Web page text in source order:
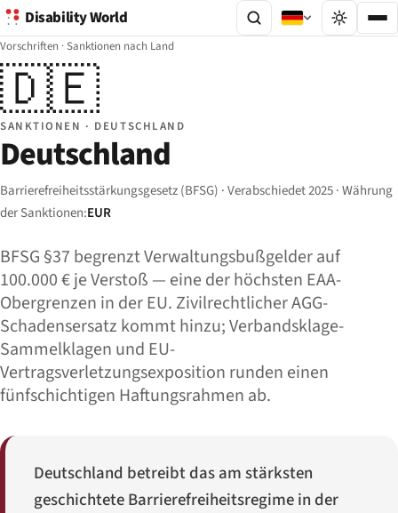
Disability World
Vorschriften ·Sanktionen nach Land
🇩🇪
SANKTIONEN · DEUTSCHLAND
Deutschland
Barrierefreiheitsstärkungsgesetz (BFSG) · Verabschiedet 2025 · Währung
der Sanktionen:EUR
BFSG §37 begrenzt Verwaltungsbußgelder auf
100.000 € je Verstoß — eine der höchsten EAA-
Obergrenzen in der EU. Zivilrechtlicher AGG-
Schadensersatz kommt hinzu; Verbandsklage-
Sammelklagen und EU-
Vertragsverletzungsexposition runden einen
fünfschichtigen Haftungsrahmen ab.
Deutschland betreibt das am stärksten
geschichtete Barrierefreiheitsregime in der